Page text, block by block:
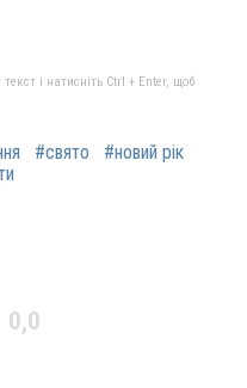
і натисніть Ctrl + Enter, щоб
#свято
#новий рік
0,0